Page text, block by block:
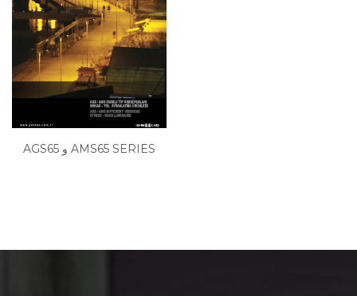
AGS65 و AMS65 SERIES